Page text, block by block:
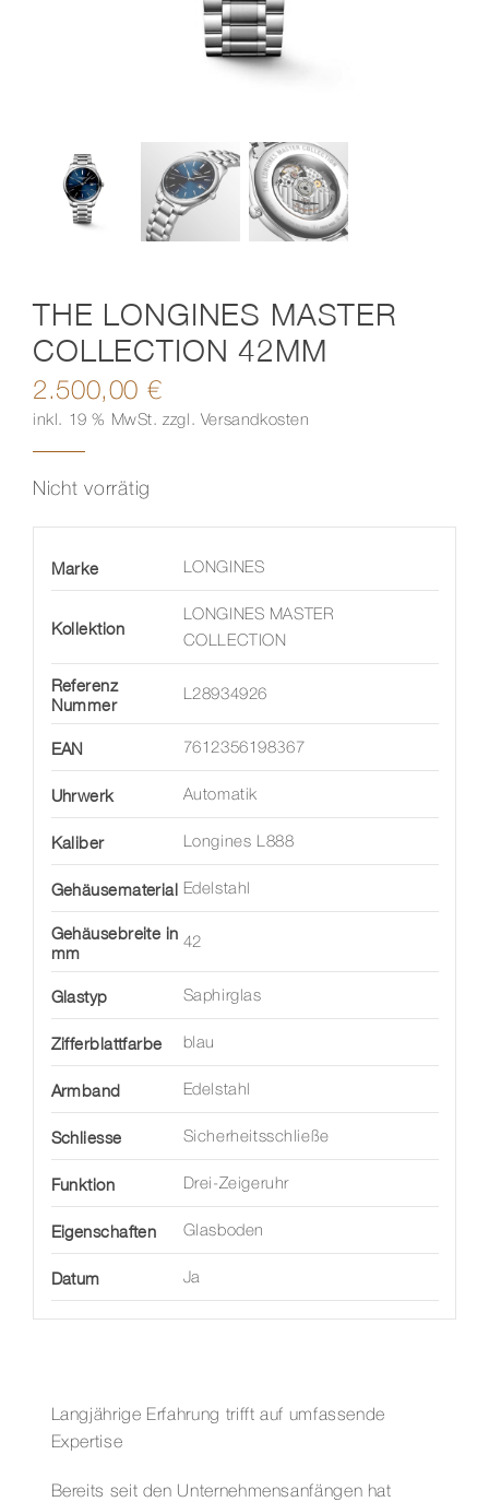
THE LONGINES MASTER
COLLECTION 42MM
2.500,00 €
inkl. 19 % MwSt. zzgl. Versandkosten
Nicht vorrätig
Marke LONGINES
Kollektion
LONGINES MASTER
COLLECTION
Referenz
Nummer
L28934926
EAN 7612356198367
Uhrwerk Automatik
Kaliber Longines L888
Gehäusematerial Edelstahl
Gehäusebreite in
mm
42
Glastyp Saphirglas
Zifferblattfarbe blau
Armband Edelstahl
Schliesse Sicherheitsschließe
Funktion Drei-Zeigeruhr
Eigenschaften Glasboden
Datum Ja
Langjährige Erfahrung trifft auf umfassende
Expertise
Bereits seit den Unternehmensanfängen hat